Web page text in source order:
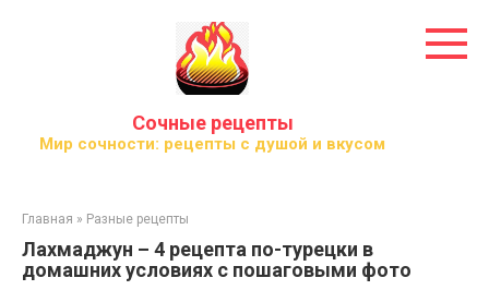
Сочные рецепты
Мир сочности: рецепты с душой и вкусом
Главная » Разные рецепты
Лахмаджун – 4 рецепта по-турецки в
домашних условиях с пошаговыми фото